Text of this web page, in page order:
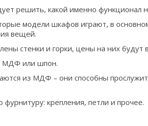
решить, какой именно функционал
модели шкафов играют, в
вещей.
стенки и горки, цены на них будут
МДФ или шпон.
из МДФ – они способны
крепления, петли и прочее.